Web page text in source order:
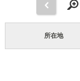
所在地